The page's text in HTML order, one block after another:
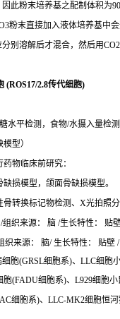
此粉末培养基之配制体积为
粉末直接加入液体培养基中
别溶解后才混合，然后用
(ROS17/2.8传代细胞)
水平检测，食物/水摄入量检
型）
物临床前研究：
损模型，颌面骨缺损模型。
转换标记物检测、X光拍照
织来源： 脑 /生长特性： 贴
来源： 脑/ 生长特性： 贴壁
胞(GRSL细胞系)、LLC细胞
(FADU细胞系)、L929细胞小
细胞系)、LLC-MK2细胞恒